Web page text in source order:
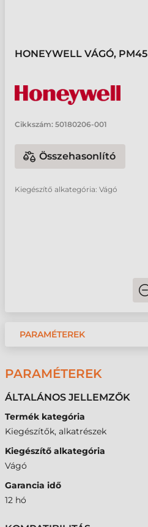
HONEYWELL VÁGÓ, PM45
Cikkszám: 50180206-001
Összehasonlító
Kiegészítő alkategória: Vágó
PARAMÉTEREK
PARAMÉTEREK
ÁLTALÁNOS JELLEMZŐK
Termék kategória
Kiegészítők, alkatrészek
Kiegészítő alkategória
Vágó
Garancia idő
12 hó